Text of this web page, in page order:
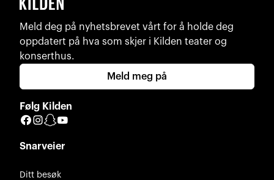
Meld deg på nyhetsbrevet vårt for å holde deg
oppdatert på hva som skjer i Kilden teater og
konserthus.
Meld meg på
Følg Kilden
Facebook
Instagram
Snapchat
Snarveier
Ditt besøk